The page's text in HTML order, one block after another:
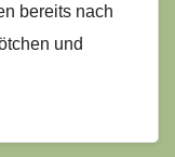
bereits nach
und